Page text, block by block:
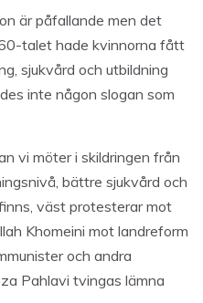
är påfallande men det
talet hade kvinnorna fått
sjukvård och utbildning
inte någon slogan som
vi möter i skildringen från
bättre sjukvård och
väst protesterar mot
Khomeini mot landreform
och andra
Pahlavi tvingas lämna